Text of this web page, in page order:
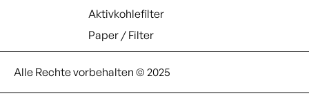
Aktivkohlefilter
Paper / Filter
Alle Rechte vorbehalten © 2025